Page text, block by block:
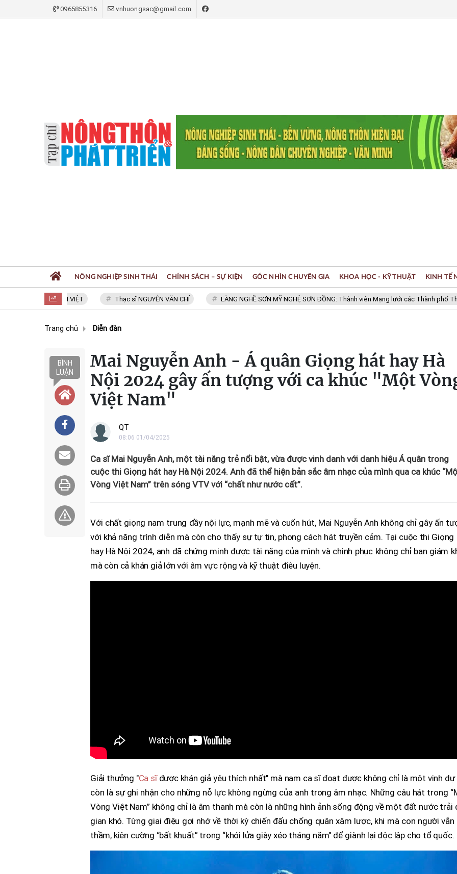
0965855316 vnhuongsac@gmail.com
TIM NGƯỜI VIỆT Thạc sĩ NGUYỄN VĂN CHÍ LÀNG NGHỀ SƠN MỸ NGHỆ SƠN ĐỒNG: Thành viên Mạng lưới các Thành phố Thủ
NÔNG NGHIỆP SINH THÁI CHÍNH SÁCH – SỰ KIỆN GÓC NHÌN CHUYÊN GIA KHOA HỌC - KỸ THUẬT KINH TẾ
Trang chủ Diễn đàn
BÌNH
LUẬN
Mai Nguyễn Anh - Á quân Giọng hát hay Hà
Nội 2024 gây ấn tượng với ca khúc "Một
Việt Nam"
QT
08:06 01/04/2025
Ca sĩ Mai Nguyễn Anh, một tài năng trẻ nổi bật, vừa được vinh danh với danh hiệu Á quân trong
cuộc thi Giọng hát hay Hà Nội 2024. Anh đã thể hiện bản sắc âm nhạc của mình qua ca khúc
Vòng Việt Nam” trên sóng VTV với “chất như nước cất”.
Với chất giọng nam trung đầy nội lực, mạnh mẽ và cuốn hút, Mai Nguyễn Anh không chỉ gây ấn
với khả năng trình diễn mà còn cho thấy sự tự tin, phong cách hát truyền cảm. Tại cuộc thi Giọng
hay Hà Nội 2024, anh đã chứng minh được tài năng của mình và chinh phục không chỉ ban giám
mà còn cả khán giả lớn với âm vực rộng và kỹ thuật điêu luyện.
Giải thưởng "Ca sĩđược khán giả yêu thích nhất" mà nam ca sĩ đoạt được không chỉ là một vinh dự
còn là sự ghi nhận cho những nỗ lực không ngừng của anh trong âm nhạc. Những câu hát trong
Vòng Việt Nam” không chỉ là âm thanh mà còn là những hình ảnh sống động về một đất nước trải
gian khó. Từng giai điệu gợi nhớ về thời kỳ chiến đấu chống quân xâm lược, khi mà con người vẫn
thầm, kiên cường “bất khuất” trong “khói lửa giày xéo tháng năm" để giành lại độc lập cho tổ quốc.